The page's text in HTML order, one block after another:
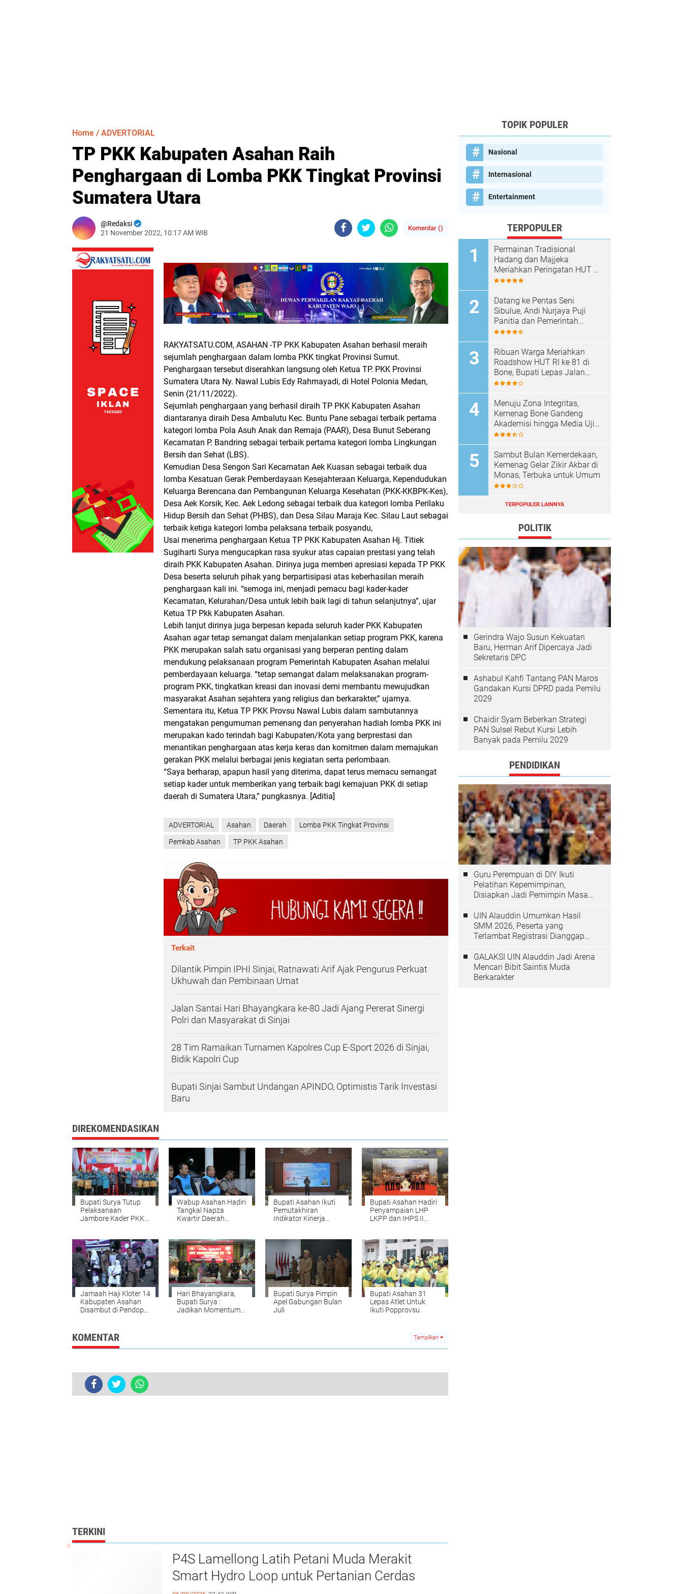
Home / ADVERTORIAL
TP PKK Kabupaten Asahan Raih
Penghargaan di Lomba PKK Tingkat Provinsi
Sumatera Utara
Redaksi
21 November 2022, 10:17 AM WIB
Komentar ()
RAKYATSATU.COM, ASAHAN -TP PKK Kabupaten Asahan berhasil meraih
sejumlah penghargaan dalam lomba PKK tingkat Provinsi Sumut.
Penghargaan tersebut diserahkan langsung oleh Ketua TP. PKK Provinsi
Sumatera Utara Ny. Nawal Lubis Edy Rahmayadi, di Hotel Polonia Medan,
Senin (21/11/2022).
Sejumlah penghargaan yang berhasil diraih TP PKK Kabupaten Asahan
diantaranya diraih Desa Ambalutu Kec. Buntu Pane sebagai terbaik pertama
kategori lomba Pola Asuh Anak dan Remaja (PAAR), Desa Bunut Seberang
Kecamatan P. Bandring sebagai terbaik pertama kategori lomba Lingkungan
Bersih dan Sehat (LBS).
Kemudian Desa Sengon Sari Kecamatan Aek Kuasan sebagai terbaik dua
lomba Kesatuan Gerak Pemberdayaan Kesejahteraan Keluarga, Kependudukan
Keluarga Berencana dan Pembangunan Keluarga Kesehatan (PKK-KKBPK-Kes),
Desa Aek Korsik, Kec. Aek Ledong sebagai terbaik dua kategori lomba Perilaku
Hidup Bersih dan Sehat (PHBS), dan Desa Silau Maraja Kec. Silau Laut sebagai
terbaik ketiga kategori lomba pelaksana terbaik posyandu,
Usai menerima penghargaan Ketua TP PKK Kabupaten Asahan Hj. Titiek
Sugiharti Surya mengucapkan rasa syukur atas capaian prestasi yang telah
diraih PKK Kabupaten Asahan. Dirinya juga memberi apresiasi kepada TP PKK
Desa beserta seluruh pihak yang berpartisipasi atas keberhasilan meraih
penghargaan kali ini. “semoga ini, menjadi pemacu bagi kader-kader
Kecamatan, Kelurahan/Desa untuk lebih baik lagi di tahun selanjutnya”, ujar
Ketua TP Pkk Kabupaten Asahan.
Lebih lanjut dirinya juga berpesan kepada seluruh kader PKK Kabupaten
Asahan agar tetap semangat dalam menjalankan setiap program PKK, karena
PKK merupakan salah satu organisasi yang berperan penting dalam
mendukung pelaksanaan program Pemerintah Kabupaten Asahan melalui
pemberdayaan keluarga. “tetap semangat dalam melaksanakan program-
program PKK, tingkatkan kreasi dan inovasi demi membantu mewujudkan
masyarakat Asahan sejahtera yang religius dan berkarakter,” ujarnya.
Sementara itu, Ketua TP PKK Provsu Nawal Lubis dalam sambutannya
mengatakan pengumuman pemenang dan penyerahan hadiah lomba PKK ini
merupakan kado terindah bagi Kabupaten/Kota yang berprestasi dan
menantikan penghargaan atas kerja keras dan komitmen dalam memajukan
gerakan PKK melalui berbagai jenis kegiatan serta perlombaan.
“Saya berharap, apapun hasil yang diterima, dapat terus memacu semangat
setiap kader untuk memberikan yang terbaik bagi kemajuan PKK di setiap
daerah di Sumatera Utara,” pungkasnya. [Aditia]
ADVERTORIAL Asahan Daerah Lomba PKK Tingkat Provinsi
Pemkab Asahan TP PKK Asahan
Terkait
Dilantik Pimpin IPHI Sinjai, Ratnawati Arif Ajak Pengurus Perkuat
Ukhuwah dan Pembinaan Umat
Jalan Santai Hari Bhayangkara ke-80 Jadi Ajang Pererat Sinergi
Polri dan Masyarakat di Sinjai
28 Tim Ramaikan Turnamen Kapolres Cup E-Sport 2026 di Sinjai,
Bidik Kapolri Cup
Bupati Sinjai Sambut Undangan APINDO, Optimistis Tarik Investasi
Baru
DIREKOMENDASIKAN
Bupati Surya Tutup
Pelaksanaan
Jambore Kader PKK
Wabup Asahan Hadiri
Tangkal Napza
Kwartir Daerah
Bupati Asahan Ikuti
Pemutakhiran
Indikator Kinerja
Bupati Asahan Hadiri
Penyampaian LHP
LKPP dan IHPS II
Jamaah Haji Kloter 14
Kabupaten Asahan
Disambut di Pendopo
Hari Bhayangkara,
Bupati Surya :
Jadikan Momentum
Bupati Surya Pimpin
Apel Gabungan Bulan
Juli
Bupati Asahan 31
Lepas Atlet Untuk
Ikuti Popprovsu
KOMENTAR Tampilkan
TERKINI
P4S Lamellong Latih Petani Muda Merakit
Smart Hydro Loop untuk Pertanian Cerdas
TOPIK POPULER
Nasional
Internasional
Entertainment
TERPOPULER
Permainan Tradisional
Hadang dan Majjeka
Meriahkan Peringatan HUT RI
di Sibulue
Datang ke Pentas Seni
Sibulue, Andi Nurjaya Puji
Panitia dan Pemerintah
Kecamatan
Ribuan Warga Meriahkan
Roadshow HUT RI ke 81 di
Bone, Bupati Lepas Jalan
Santai
Menuju Zona Integritas,
Kemenag Bone Gandeng
Akademisi hingga Media Uji
Standar Pelayanan
Sambut Bulan Kemerdekaan,
Kemenag Gelar Zikir Akbar di
Monas, Terbuka untuk Umum
TERPOPULER LAINNYA
POLITIK
Gerindra Wajo Susun Kekuatan
Baru, Herman Arif Dipercaya Jadi
Sekretaris DPC
Ashabul Kahfi Tantang PAN Maros
Gandakan Kursi DPRD pada Pemilu
2029
Chaidir Syam Beberkan Strategi
PAN Sulsel Rebut Kursi Lebih
Banyak pada Pemilu 2029
PENDIDIKAN
Guru Perempuan di DIY Ikuti
Pelatihan Kepemimpinan,
Disiapkan Jadi Pemimpin Masa
UIN Alauddin Umumkan Hasil
SMM 2026, Peserta yang
Terlambat Registrasi Dianggap
GALAKSI UIN Alauddin Jadi Arena
Mencari Bibit Saintis Muda
Berkarakter